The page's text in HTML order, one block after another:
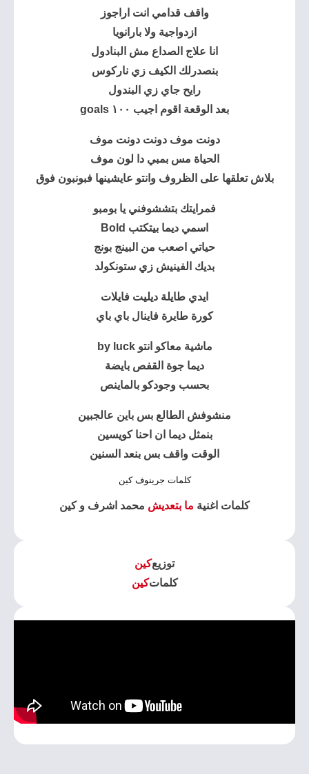
واقف قدامي انت اراجوز
ازدواجية ولا بارانويا
انا علاج الصداع مش البنادول
بنصدرلك الكيف زي ناركوس
رايح جاي زي البندول
بعد الوقعة اقوم اجيب ١٠٠ goals
دونت موف دونت دونت موف
الحياة مس بمبي دا لون موف
بلاش تعلقها على الظروف وانتو عايشينها فبونبون فوق
فمرايتك بتششوفني يا بومبو
اسمي ديما بيتكتب Bold
حياتي اصعب من البينج بونج
بديك الفينيش زي ستونكولد
ايدي طايلة ديليت فايلات
كورة طايرة فاينال باي باي
ماشية معاكو انتو by luck
ديما جوة القفص بايضة
بحسب وجودكو بالماينص
منشوفش الطالع بس باين عالجبين
بنمثل ديما ان احنا كويسين
الوقت واقف بس بنعد السنين
كلمات جرينوف كين
كلمات اغنية ما بتعديش محمد اشرف و كين
توزيعكين
كلماتكين